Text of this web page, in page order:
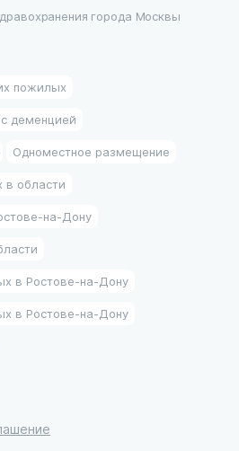
города Москвы
пожилых
деменцией
Одноместное размещение
в области
на-Дону
в Ростове-на-Дону
в Ростове-на-Дону